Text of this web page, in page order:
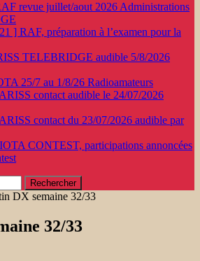
revue juillet/aout 2026 Administrations
] RAF, préparation à l’examen pour la
TELEBRIDGE audible 5/8/2026
25/7 au 1/8/26 Radioamateurs
ARISS contact audible le 24/07/2026
ARISS contact du 23/07/2026 audible par
IOTA CONTEST, participations annoncées
DX semaine 32/33
32/33